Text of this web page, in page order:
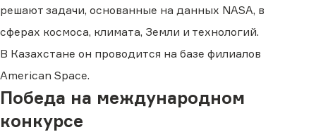
решают задачи, основанные на данных NASA, в
сферах космоса, климата, Земли и технологий.
В Казахстане он проводится на базе филиалов
American Space.
Победа на международном
конкурсе